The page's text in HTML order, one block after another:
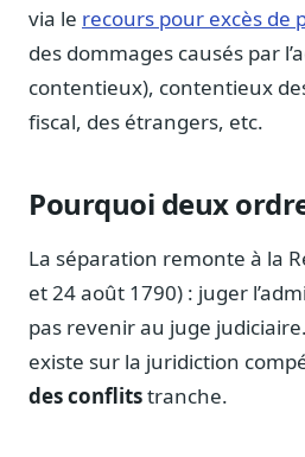
Cas d'usage concrets
Six cas pour gagner du temps
Conseil (Advisory)
Guides pratiques
17 guides sur le Parlement, la
Blog & Podcast Hémicycle
Analyses, méthodes, coulisses
Lexique parlementaire
via le recours pour excès de
des dommages causés par
contentieux), contentieux
fiscal, des étrangers, etc.
Pourquoi deux
La séparation remonte à la
et 24 août 1790) : juger
pas revenir au juge
existe sur la juridiction
des conflitstranche.